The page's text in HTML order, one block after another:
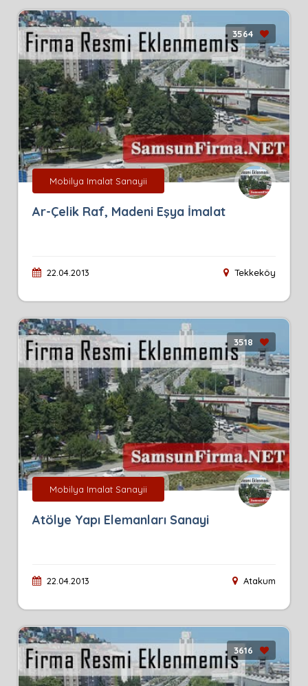
3564
Mobilya Imalat Sanayii
Ar-Çelik Raf, Madeni Eşya İmalat
22.04.2013 Tekkeköy
3518
Mobilya Imalat Sanayii
Atölye Yapı Elemanları Sanayi
22.04.2013 Atakum
3616